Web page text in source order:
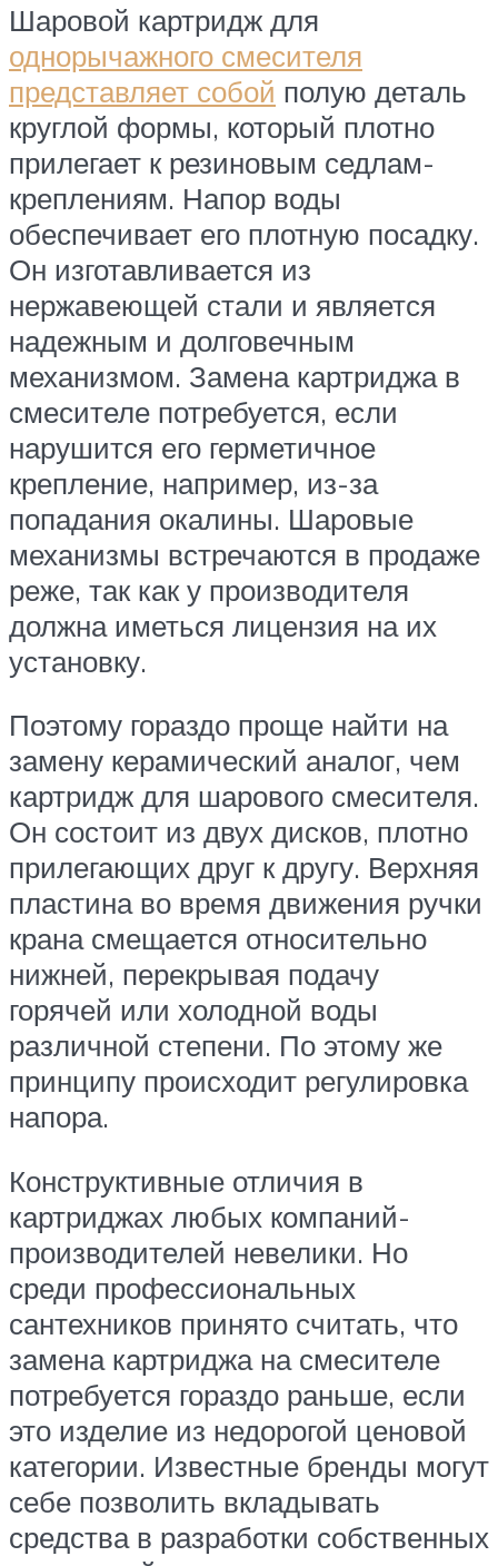
Шаровой картридж для
однорычажного смесителя
представляет собой полую деталь
круглой формы, который плотно
прилегает к резиновым седлам-
креплениям. Напор воды
обеспечивает его плотную посадку.
Он изготавливается из
нержавеющей стали и является
надежным и долговечным
механизмом. Замена картриджа в
смесителе потребуется, если
нарушится его герметичное
крепление, например, из-за
попадания окалины. Шаровые
механизмы встречаются в продаже
реже, так как у производителя
должна иметься лицензия на их
установку.
Поэтому гораздо проще найти на
замену керамический аналог, чем
картридж для шарового смесителя.
Он состоит из двух дисков, плотно
прилегающих друг к другу. Верхняя
пластина во время движения ручки
крана смещается относительно
нижней, перекрывая подачу
горячей или холодной воды
различной степени. По этому же
принципу происходит регулировка
напора.
Конструктивные отличия в
картриджах любых компаний-
производителей невелики. Но
среди профессиональных
сантехников принято считать, что
замена картриджа на смесителе
потребуется гораздо раньше, если
это изделие из недорогой ценовой
категории. Известные бренды могут
себе позволить вкладывать
средства в разработки собственных